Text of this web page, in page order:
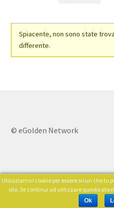
Spiacente, non sono state
differente.
© eGolden Network
Cerca:
Utilizziamo i cookie per essere sicuri che tu
sito. Se continui ad utilizzare questo sito
Ok